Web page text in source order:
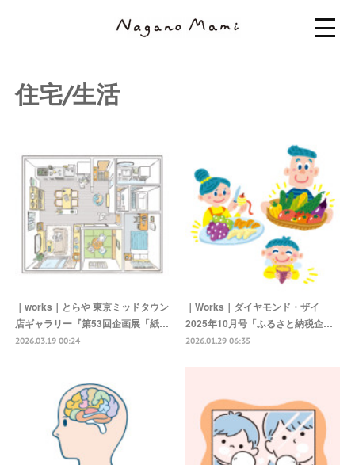
住宅/生活
｜works｜とらや 東京ミッドタウン
店ギャラリー『第53回企画展「紙…
2026.03.19 00:24
｜Works｜ダイヤモンド・ザイ
2025年10月号「ふるさと納税企…
2026.01.29 06:35